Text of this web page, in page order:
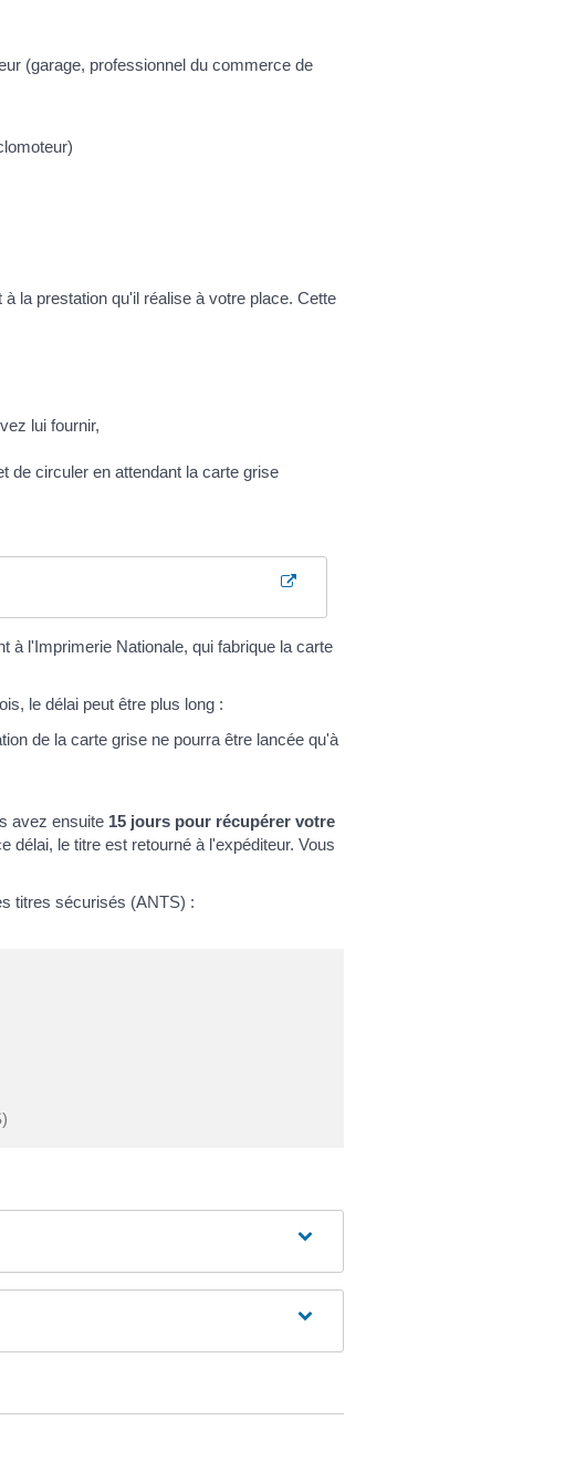
(garage, professionnel du commerce de
la prestation qu'il réalise à votre place. Cette
lui fournir,
de circuler en attendant la carte grise
à l'Imprimerie Nationale, qui fabrique la carte
le délai peut être plus long :
de la carte grise ne pourra être lancée qu'à
avez ensuite 15 jours pour récupérer votre
délai, le titre est retourné à l'expéditeur. Vous
titres sécurisés (ANTS) :